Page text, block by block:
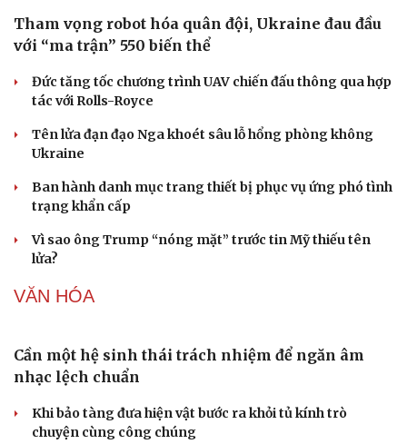
26.468 đồng/USD
Giá cà phê hôm nay 8/8: Giá cà phê giảm trên cả 2 sàn
Buôn lậu, hàng giả diễn biến phức tạp, xử lý gần 68.000
QUÂN SỰ - QUỐC PHÒNG
Tham vọng robot hóa quân đội, Ukraine đau đầu
với “ma trận” 550 biến thể
tác với Rolls-Royce
Ukraine
Ban hành danh mục trang thiết bị phục vụ ứng phó tình
Vì sao ông Trump “nóng mặt” trước tin Mỹ thiếu tên